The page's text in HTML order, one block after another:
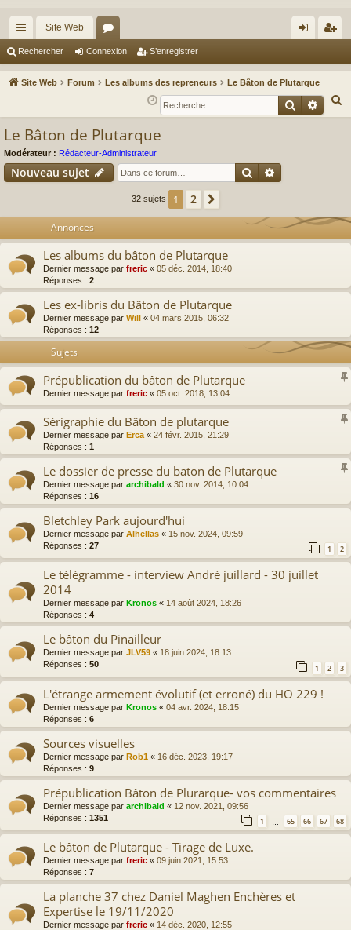
cc
ès
Site Web
or
u ne
xi
nr
eg
Rechercher Connexion S’enregistrer
Site Web Forum Les albums des repreneurs
Le Bâton de Plutarque
e
h
e
Le Bâton de Plutarque
Modérateur : Rédacteur-Administrateur
Nouveau sujet Rechercher
32 sujets 1 2
Annonces
Les albums du bâton de Plutarque
Dernier message par freric « 05 déc. 2014, 18:40
Réponses : 2
Les ex-libris du Bâton de Plutarque
Dernier message par Will « 04 mars 2015, 06:32
Réponses : 12
Sujets
Prépublication du bâton de Plutarque
Dernier message par freric « 05 oct. 2018, 13:04
Sérigraphie du Bâton de plutarque
Dernier message par Erca « 24 févr. 2015, 21:29
Réponses : 1
Le dossier de presse du baton de Plutarque
Dernier message par archibald « 30 nov. 2014, 10:04
Réponses : 16
Bletchley Park aujourd'hui
Dernier message par Alhellas « 15 nov. 2024, 09:59
Réponses : 27 1 2
Le télégramme - interview André juillard - 30 juillet
2014
Dernier message par Kronos « 14 août 2024, 18:26
Réponses : 4
Le bâton du Pinailleur
Dernier message par JLV59 « 18 juin 2024, 18:13
Réponses : 50 1 2 3
L'étrange armement évolutif (et erroné) du HO 229 !
Dernier message par Kronos « 04 avr. 2024, 18:15
Réponses : 6
Sources visuelles
Dernier message par Rob1 « 16 déc. 2023, 19:17
Réponses : 9
Prépublication Bâton de Plurarque- vos commentaires
Dernier message par archibald « 12 nov. 2021, 09:56
Réponses : 1351 1 65 66 67 68
Le bâton de Plutarque - Tirage de Luxe.
Dernier message par freric « 09 juin 2021, 15:53
Réponses : 7
La planche 37 chez Daniel Maghen Enchères et
Expertise le 19/11/2020
Dernier message par freric « 14 déc. 2020, 12:55